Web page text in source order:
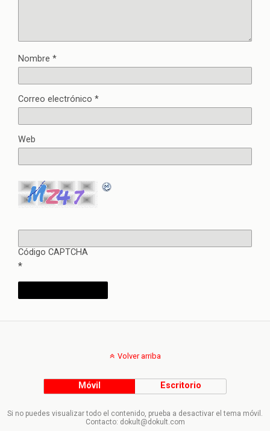
Nombre *
Correo electrónico *
Web
Código CAPTCHA
*
Volver arriba
Móvil Escritorio
Si no puedes visualizar todo el contenido, prueba a desactivar el tema móvil.
Contacto: dokult@dokult.com